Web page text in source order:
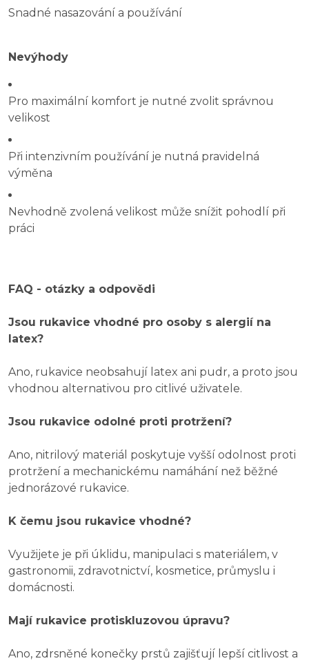
Snadné nasazování a používání
Nevýhody
Pro maximální komfort je nutné zvolit správnou
velikost
Při intenzivním používání je nutná pravidelná
výměna
Nevhodně zvolená velikost může snížit pohodlí při
práci
FAQ - otázky a odpovědi
Jsou rukavice vhodné pro osoby s alergií na
latex?
Ano, rukavice neobsahují latex ani pudr, a proto jsou
vhodnou alternativou pro citlivé uživatele.
Jsou rukavice odolné proti protržení?
Ano, nitrilový materiál poskytuje vyšší odolnost proti
protržení a mechanickému namáhání než běžné
jednorázové rukavice.
K čemu jsou rukavice vhodné?
Využijete je při úklidu, manipulaci s materiálem, v
gastronomii, zdravotnictví, kosmetice, průmyslu i
domácnosti.
Mají rukavice protiskluzovou úpravu?
Ano, zdrsněné konečky prstů zajišťují lepší citlivost a